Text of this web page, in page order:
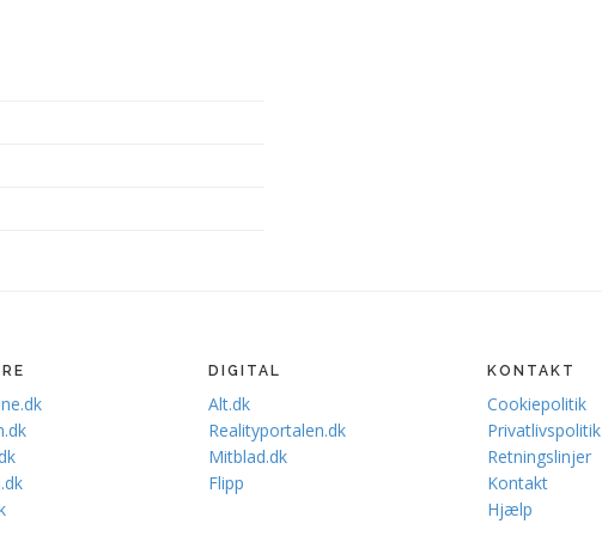
DIGITAL
Alt.dk
Realityportalen.dk
Mitblad.dk
Flipp
KONTAKT
Cookiepolitik
Privatlivspolitik
Retningslinjer
Kontakt
Hjælp